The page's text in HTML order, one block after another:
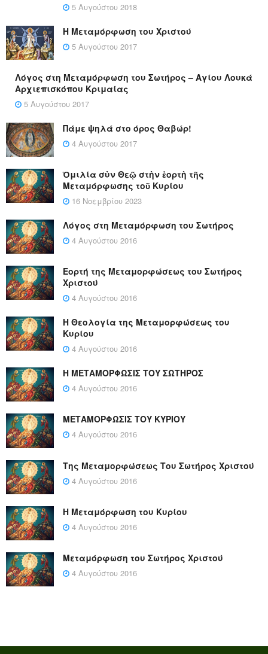
5 Αυγούστου 2018
Η Μεταμόρφωση του Χριστού
5 Αυγούστου 2017
Λόγος στη Μεταμόρφωση του Σωτήρος – Αγίου Λουκά
Αρχιεπισκόπου Κριμαίας
5 Αυγούστου 2017
Πάμε ψηλά στο όρος Θαβώρ!
4 Αυγούστου 2017
Ὁμιλία σὺν Θεῷ στὴν ἑορτὴ τῆς
Μεταμόρφωσης τοῦ Κυρίου
16 Νοεμβρίου 2023
Λόγος στη Μεταμόρφωση του Σωτήρος
4 Αυγούστου 2016
Εορτή της Μεταμορφώσεως του Σωτήρος
Χριστού
4 Αυγούστου 2016
Η Θεολογία της Μεταμορφώσεως του
Κυρίου
4 Αυγούστου 2016
Η ΜΕΤΑΜΟΡΦΩΣΙΣ ΤΟΥ ΣΩΤΗΡΟΣ
4 Αυγούστου 2016
ΜΕΤΑΜΟΡΦΩΣΙΣ ΤΟΥ ΚΥΡΙΟΥ
4 Αυγούστου 2016
Της Μεταμορφώσεως Του Σωτήρος Χριστού
4 Αυγούστου 2016
Η Μεταμόρφωση του Κυρίου
4 Αυγούστου 2016
Μεταμόρφωση του Σωτήρος Χριστού
4 Αυγούστου 2016